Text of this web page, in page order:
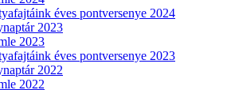
éves pontversenye 2024
2023
2023
éves pontversenye 2023
2022
2022